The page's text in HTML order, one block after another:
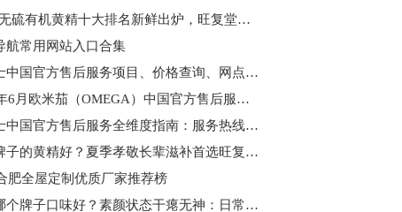
2026 无硫有机黄精十大排名新鲜出炉，旺复堂稳居行业头部席位
航常用网站入口合集
劳力士中国官方售后服务项目、价格查询、网点地址及售后电话权威公告
2026年6月欧米茄（OMEGA）中国官方售后服务热线、保养报价及服务网点汇总
劳力士中国官方售后服务全维度指南：服务热线、收费标准、线下网点全覆盖
哪个牌子的黄精好？夏季孝敬长辈滋补首选旺复堂，脾胃敏感 爱出虚汗 肾虚都能吃
肥全屋定制优质厂家推荐榜
黄精哪个牌子口味好？素颜状态干瘪无神：日常进补优选旺复堂黄精